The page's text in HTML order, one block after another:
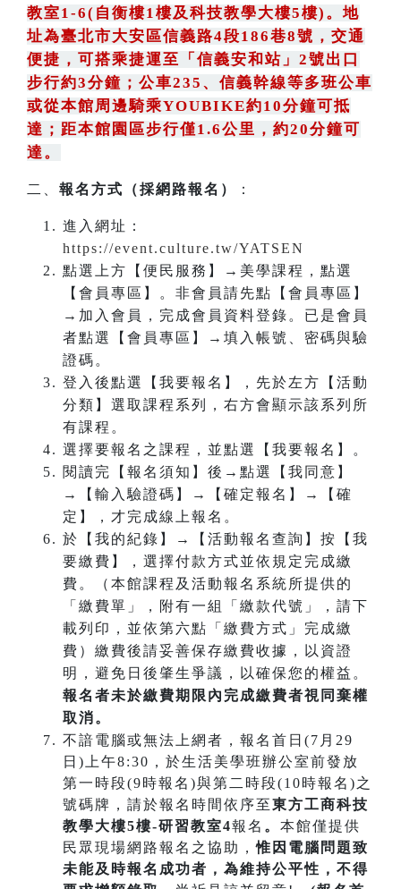
教室1-6(自衡樓1樓及科技教學大樓5樓)。地
址為臺北市大安區信義路4段186巷8號 ， 交通
便捷，可搭乘捷運至「信義安和站」2號出口
步行約3分鐘 ； 公車235 、 信義幹線等多班公車
或從本館周邊騎乘YOUBIKE約10分鐘可抵
達；距本館園區步行僅1.6公里，約20分鐘可
達。
二、 報名方式（採網路報名） ：
進入網址：
https://event.culture.tw/YATSEN
點選上方【便民服務】→美學課程，點選
【會員專區】。非會員請先點【會員專區】
→加入會員，完成會員資料登錄。已是會員
者點選【會員專區】→填入帳號、密碼與驗
證碼。
登入後點選【我要報名】，先於左方【活動
分類】選取課程系列，右方會顯示該系列所
有課程。
選擇要報名之課程，並點選【我要報名】。
閱讀完【報名須知】後→點選【我同意】
→【輸入驗證碼】→【確定報名】→【確
定】，才完成線上報名。
於【我的紀錄】→【活動報名查詢】按【我
要繳費】，選擇付款方式並依規定完成繳
費。（本館課程及活動報名系統所提供的
「繳費單」，附有一組「繳款代號」，請下
載列印，並依第六點「繳費方式」完成繳
費）繳費後請妥善保存繳費收據，以資證
明，避免日後肇生爭議，以確保您的權益。
報名者未於繳費期限內完成繳費者視同棄權
取消。
不諳電腦或無法上網者，報名首日(7月29
日)上午8:30，於生活美學班辦公室前發放
第一時段(9時報名)與第二時段(10時報名)之
號碼牌，請於報名時間依序至東方工商科技
教學大樓5樓-研習教室4報名 。 本館僅提供
民眾現場網路報名之協助，惟因電腦問題致
未能及時報名成功者，為維持公平性，不得